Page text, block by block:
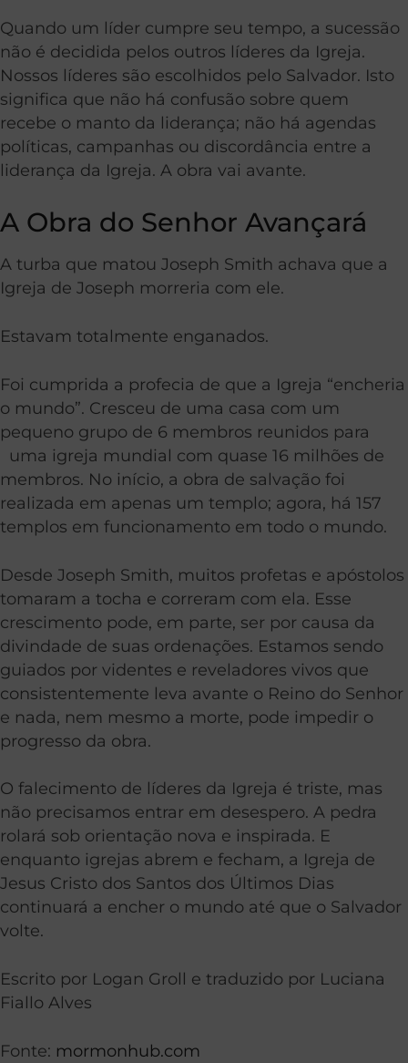
Quando um líder cumpre seu tempo, a sucessão
não é decidida pelos outros líderes da Igreja.
Nossos líderes são escolhidos pelo Salvador. Isto
significa que não há confusão sobre quem
recebe o manto da liderança; não há agendas
políticas, campanhas ou discordância entre a
liderança da Igreja. A obra vai avante.
A Obra do Senhor Avançará
A turba que matou Joseph Smith achava que a
Igreja de Joseph morreria com ele.
Estavam totalmente enganados.
Foi cumprida a profecia de que a Igreja “encheria
o mundo”. Cresceu de uma casa com um
pequeno grupo de 6 membros reunidos para
uma igreja mundial com quase 16 milhões de
membros. No início, a obra de salvação foi
realizada em apenas um templo; agora, há 157
templos em funcionamento em todo o mundo.
Desde Joseph Smith, muitos profetas e apóstolos
tomaram a tocha e correram com ela. Esse
crescimento pode, em parte, ser por causa da
divindade de suas ordenações. Estamos sendo
guiados por videntes e reveladores vivos que
consistentemente leva avante o Reino do Senhor
e nada, nem mesmo a morte, pode impedir o
progresso da obra.
O falecimento de líderes da Igreja é triste, mas
não precisamos entrar em desespero. A pedra
rolará sob orientação nova e inspirada. E
enquanto igrejas abrem e fecham, a Igreja de
Jesus Cristo dos Santos dos Últimos Dias
continuará a encher o mundo até que o Salvador
volte.
Escrito por Logan Groll e traduzido por Luciana
Fiallo Alves
Fonte: mormonhub.com